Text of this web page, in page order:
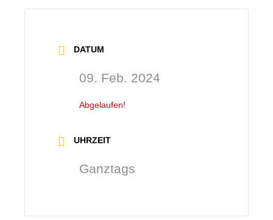
DATUM
09. Feb. 2024
Abgelaufen!
UHRZEIT
Ganztags